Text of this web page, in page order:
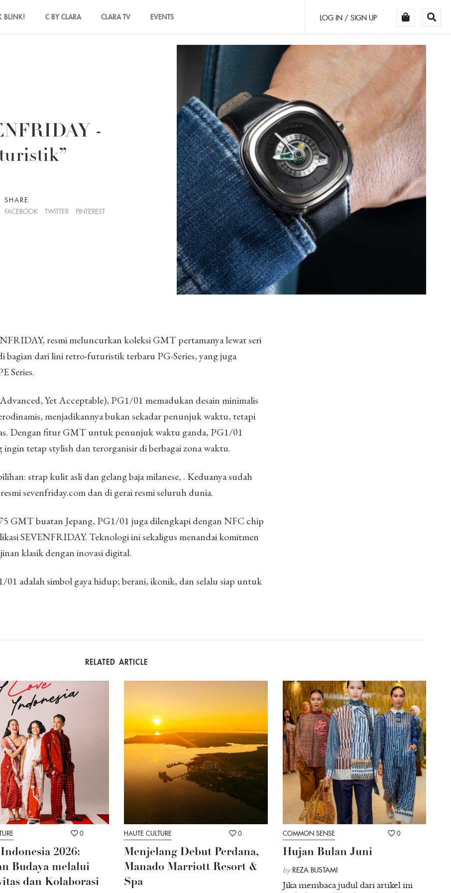
BLINK! C BY CLARA CLARA TV EVENTS LOG IN / SIGN UP
-
SHARE
FACEBOOK
TWITTER PINTEREST
resmi meluncurkan koleksi GMT pertamanya lewat seri
bagian dari lini retro-futuristik terbaru PG-Series, yang juga
Series.
Yet Acceptable), PG1/01 memadukan desain minimalis
menjadikannya bukan sekadar penunjuk waktu, tetapi
Dengan fitur GMT untuk penunjuk waktu ganda, PG1/01
tetap stylish dan terorganisir di berbagai zona waktu.
strap kulit asli dan gelang baja milanese, . Keduanya sudah
sevenfriday.com dan di gerai resmi seluruh dunia.
GMT buatan Jepang, PG1/01 juga dilengkapi dengan NFC chip
SEVENFRIDAY. Teknologi ini sekaligus menandai komitmen
klasik dengan inovasi digital.
01 adalah simbol gaya hidup; berani, ikonik, dan selalu siap untuk
RELATED ARTICLE
0
2026:
Budaya melalui
dan Kolaborasi
HAUTE CULTURE 0
Menjelang Debut Perdana,
Manado Marriott Resort &
Spa
COMMON SENSE 0
Hujan Bulan Juni
by REZA BUSTAMI
Jika membaca judul dari artikel ini